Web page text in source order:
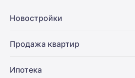
Новостройки
Продажа квартир
Ипотека